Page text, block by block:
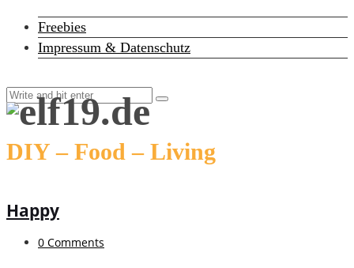
Freebies
Impressum & Datenschutz
DIY – Food – Living
Happy
0 Comments